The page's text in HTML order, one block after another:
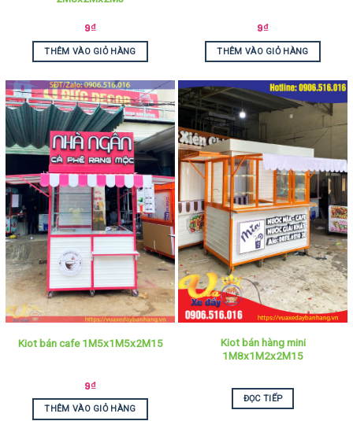
9₫
THÊM VÀO GIỎ HÀNG
9₫
THÊM VÀO GIỎ HÀNG
Kiot bán cafe 1M5x1M5x2M15
9₫
THÊM VÀO GIỎ HÀNG
Kiot bán hàng mini
1M8x1M2x2M15
ĐỌC TIẾP